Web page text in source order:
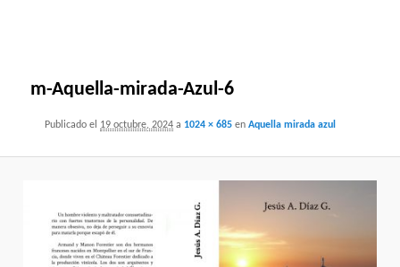
m-Aquella-mirada-Azul-6
Publicado el 19 octubre, 2024 a 1024 × 685 enAquella mirada azul